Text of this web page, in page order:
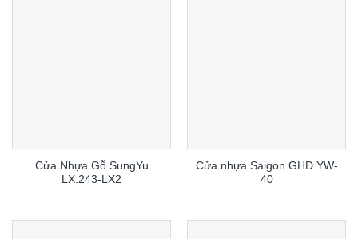
Cửa Nhựa Gỗ SungYu
LX.243-LX2
Cửa nhựa Saigon GHD YW-
40